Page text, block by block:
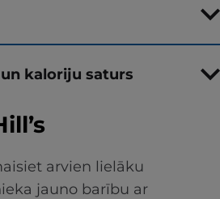
kaloriju saturs
arvien lielāku
jauno barību ar